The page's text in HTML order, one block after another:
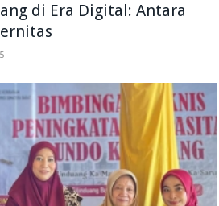
di Era Digital: Antara